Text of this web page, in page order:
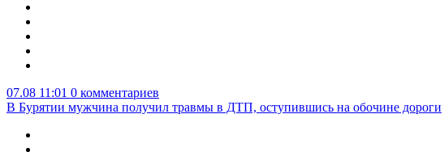
07.08 11:01 0 комментариев
В Бурятии мужчина получил травмы в ДТП, оступившись на обочине дороги